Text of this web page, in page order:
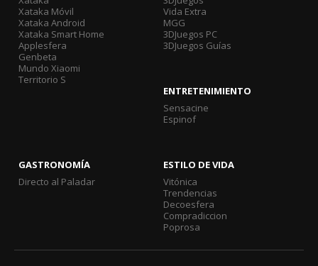
Xataka Móvil
Xataka Android
Xataka Smart Home
Applesfera
Genbeta
Mundo Xiaomi
Territorio S
Vida Extra
MGG
3DJuegos PC
3DJuegos Guías
ENTRETENIMIENTO
Sensacine
Espinof
GASTRONOMÍA
Directo al Paladar
ESTILO DE VIDA
Vitónica
Trendencias
Decoesfera
Compradiccion
Poprosa